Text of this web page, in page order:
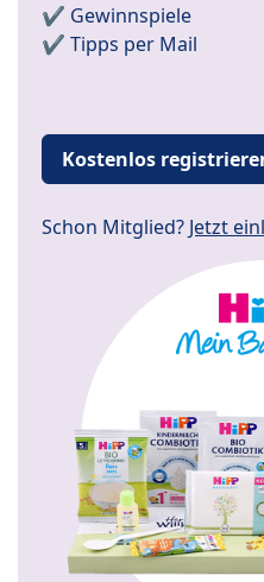
✔️ Gewinnspiele
✔️ Tipps per Mail
Kostenlos
Schon Mitglied? Jetzt